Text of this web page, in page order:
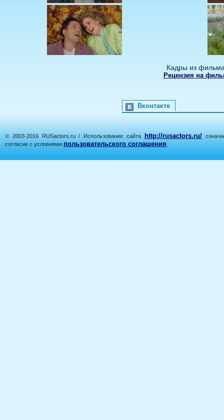
Кадры из
Рецензия на
Вконтакте
© 2003-2016 RUSactors.ru / Использование сайта http://rusactors.ru/
согласие с условиями пользовательского соглашения